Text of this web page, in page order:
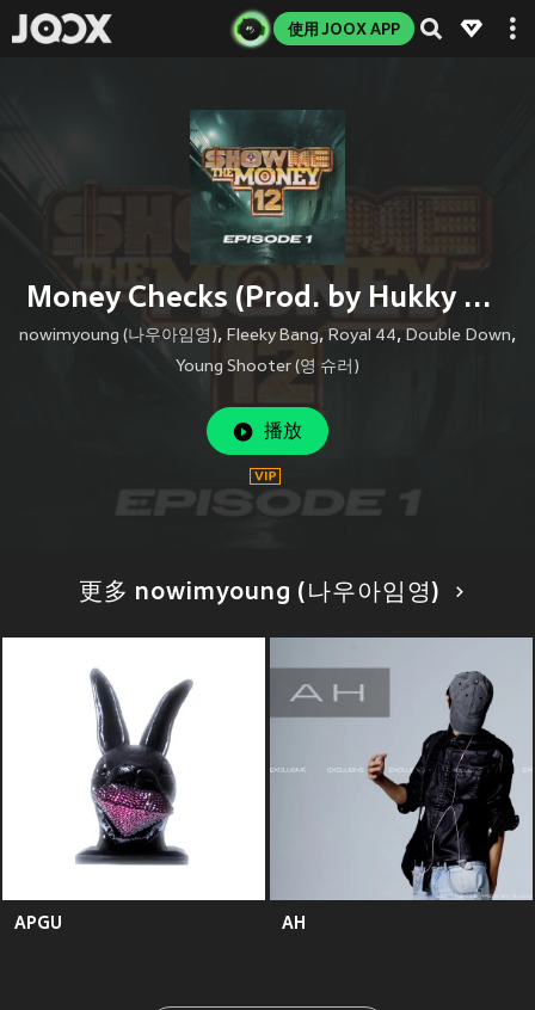
使用 JOOX APP
Money Checks (Prod. by Hukky Shibaseki)
nowimyoung (나우아임영), Fleeky Bang, Royal 44, Double Down,
Young Shooter (영 슈러)
播放
更多 nowimyoung (나우아임영)
APGU AH